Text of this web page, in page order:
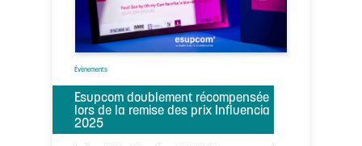
Évènements
Esupcom doublement récompensée
lors de la remise des prix Influencia
2025